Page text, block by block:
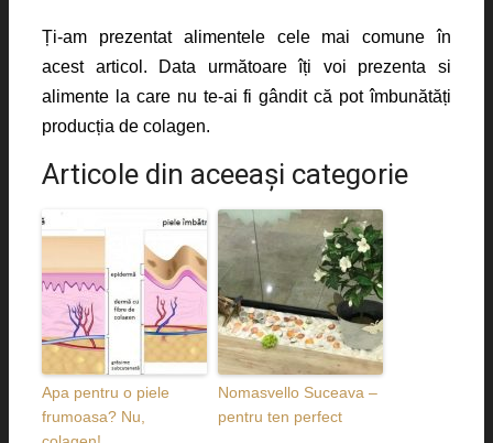
Ți-am prezentat alimentele cele mai comune în
acest articol. Data următoare îți voi prezenta si
alimente la care nu te-ai fi gândit că pot îmbunătăți
producția de colagen.
Articole din aceeaşi categorie
Apa pentru o piele
frumoasa? Nu,
Nomasvello Suceava –
pentru ten perfect